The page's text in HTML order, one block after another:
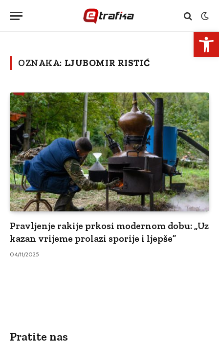
OZNAKA: LJUBOMIR RISTIĆ
Pravljenje rakije prkosi modernom dobu: „Uz
kazan vrijeme prolazi sporije i ljepše”
04/11/2025
Pratite nas